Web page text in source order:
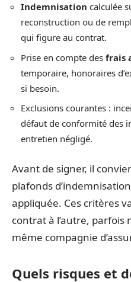
Indemnisation calculée
reconstruction ou de
qui figure au contrat.
Prise en compte des frais
temporaire, honoraires
si besoin.
Exclusions courantes :
défaut de conformité des
entretien négligé.
Avant de signer, il
plafonds
appliquée. Ces critères
contrat à l’autre, parfois
même compagnie
Quels risques et